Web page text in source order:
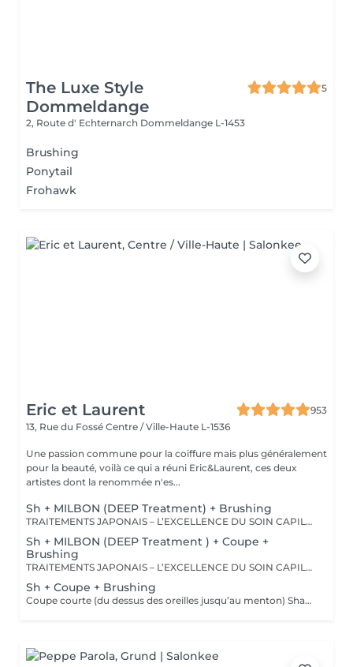
The Luxe Style
Dommeldange
5
2, Route d' Echternarch Dommeldange L-1453
Brushing
Ponytail
Frohawk
Eric et Laurent
953
13, Rue du Fossé Centre / Ville-Haute L-1536
Une passion commune pour la coiffure mais plus généralement
pour la beauté, voilà ce qui a réuni Eric&Laurent, ces deux
artistes dont la renommée n'es...
Sh + MILBON (DEEP Treatment) + Brushing
TRAITEMENTS JAPONAIS – L’EXCELLENCE DU SOIN CAPILLAIRE Découvrez un univers de soins capillaires japonais haut de gamme, reconnus pour leur technologie avancée et leurs résultats exceptionnels. Des traitements sur-mesure conçus pour répondre aux besoins spécifiques de chaque chevelure : hydratation, réparation, discipline, cuir chevelu ou nutrition . Chaque traitement agit au cœur de la fibre capillaire pour révéler des cheveux visiblement plus sains, brillants et soyeux. -Nos différentes lignes de traitements : SMOOTH (Collagène) Pour les cheveux emmêlés, ternes ou difficiles à coiffer. • Démêle instantanément • Lisse la fibre capillaire • Apporte douceur et brillance • Toucher léger et soyeux REPAIR (CMADK / Kératine) Pour les cheveux sensibilisés, cassants ou très abîmés. • Répare intensément • Renforce la structure interne du cheveu • Reconstruit la fibre en profondeur • Redonne force et élasticité ANTI-FRIZZ (Céramides / 18-MEA) Pour les cheveux indisciplinés, sensibilisés à l’humidité. • Contrôle les frisottis • Réduit le volume excessif • Protège de l’humidité • Facilite le coiffage • Apporte souplesse et brillance SCALP (Hyaluron / Agents Purifiants) Pour rééquilibrer et purifier le cuir chevelu. Idéal en cas de démangeaisons, pellicules, sécheresse ou excès de sébum. • Apaise le cuir chevelu • Purifie en douceur • Rééquilibre la barrière protectrice naturelle • Favorise un environnement sain pour la pousse Veuillez noter : les tarifs peuvent varier selon la longueur des cheveux, la quantité de produit nécessaire et la complexité de la prestation. Supplément possible à partir de +15€. Pour toute demande spécifique, merci de nous contacter.
Sh + MILBON (DEEP Treatment ) + Coupe +
Brushing
TRAITEMENTS JAPONAIS – L’EXCELLENCE DU SOIN CAPILLAIRE Découvrez un univers de soins capillaires japonais haut de gamme, reconnus pour leur technologie avancée et leurs résultats exceptionnels. Des traitements sur-mesure conçus pour répondre aux besoins spécifiques de chaque chevelure : hydratation, réparation, discipline, cuir chevelu ou nutrition . Chaque traitement agit au cœur de la fibre capillaire pour révéler des cheveux visiblement plus sains, brillants et soyeux. -Nos différentes lignes de traitements : SMOOTH (Collagène) Pour les cheveux emmêlés, ternes ou difficiles à coiffer. • Démêle instantanément • Lisse la fibre capillaire • Apporte douceur et brillance • Toucher léger et soyeux REPAIR (CMADK / Kératine) Pour les cheveux sensibilisés, cassants ou très abîmés. • Répare intensément • Renforce la structure interne du cheveu • Reconstruit la fibre en profondeur • Redonne force et élasticité ANTI-FRIZZ (Céramides / 18-MEA) Pour les cheveux indisciplinés, sensibilisés à l’humidité. • Contrôle les frisottis • Réduit le volume excessif • Protège de l’humidité • Facilite le coiffage • Apporte souplesse et brillance SCALP (Hyaluron / Agents Purifiants) Pour rééquilibrer et purifier le cuir chevelu. Idéal en cas de démangeaisons, pellicules, sécheresse ou excès de sébum. • Apaise le cuir chevelu • Purifie en douceur • Rééquilibre la barrière protectrice naturelle • Favorise un environnement sain pour la pousse Veuillez noter : les tarifs peuvent varier selon la longueur des cheveux, la quantité de produit nécessaire et la complexité de la prestation. Supplément possible à partir de +15€. Pour toute demande spécifique, merci de nous contacter.
Sh + Coupe + Brushing
Coupe courte (du dessus des oreilles jusqu’au menton) Shampooing • Soin • Coupe • Brushing • Styling (Le soin est inclus dans le protocole de cette prestation. Le tarif n’est pas modifiable si la cliente choisit de ne pas le réaliser.) Tarif adapté selon les caractéristiques de la prestation.